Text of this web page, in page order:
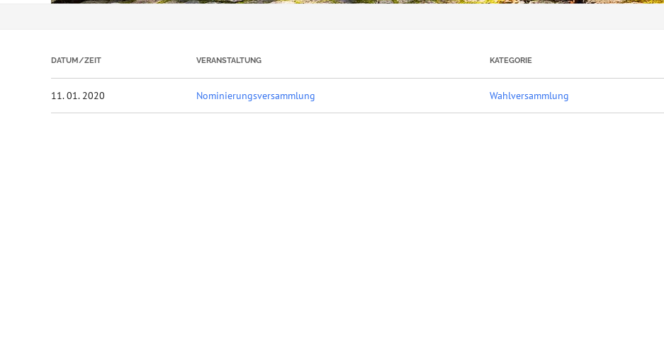
DATUM/ZEIT VERANSTALTUNG KATEGORIE
11. 01. 2020 Nominierungsversammlung Wahlversammlung